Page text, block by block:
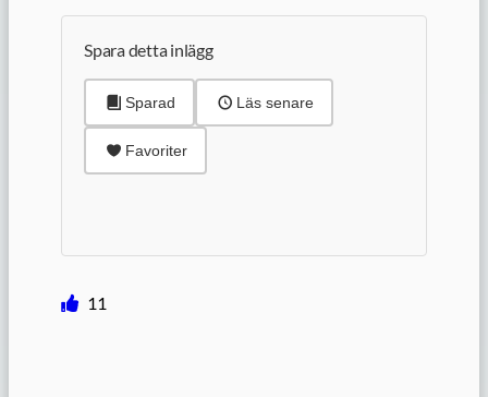
Spara detta inlägg
Sparad Läs senare
Favoriter
11